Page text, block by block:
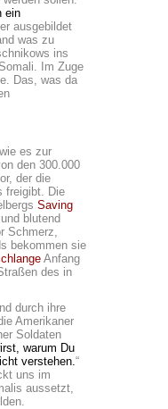
ein
ausgebildet
was zu
ins
Im Zuge
Das, was da
es zur
den 300.000
der die
freigibt. Die
Saving
blutend
Schmerz,
bekommen sie
Anfang
des in
durch ihre
Amerikaner
Soldaten
warum Du
verstehen.“
uns im
aussetzt,